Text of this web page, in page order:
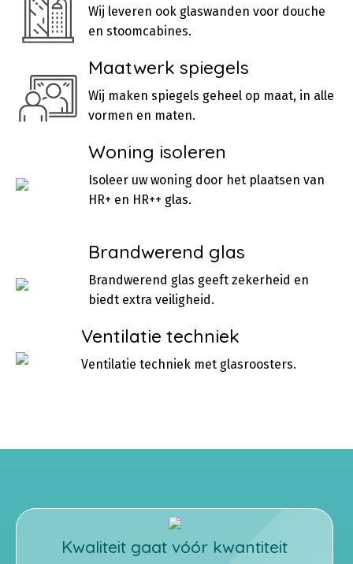
Wij leveren ook glaswanden voor douche
en stoomcabines.
Maatwerk spiegels
Wij maken spiegels geheel op maat, in alle
vormen en maten.
Woning isoleren
Isoleer uw woning door het plaatsen van
HR+ en HR++ glas.
Brandwerend glas
Brandwerend glas geeft zekerheid en
biedt extra veiligheid.
Ventilatie techniek
Ventilatie techniek met glasroosters.
Kwaliteit gaat vóór kwantiteit